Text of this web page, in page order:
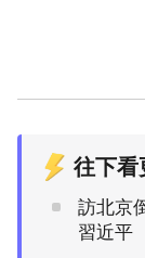
往下看
訪北京
習近平